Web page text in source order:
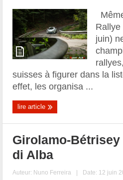
Rallye
juin)
suisses à figurer dans la
effet, les organisa ...
lire article
Girolamo-
di Alba
Auteur: Nuno Ferreira | Date: 12 juin